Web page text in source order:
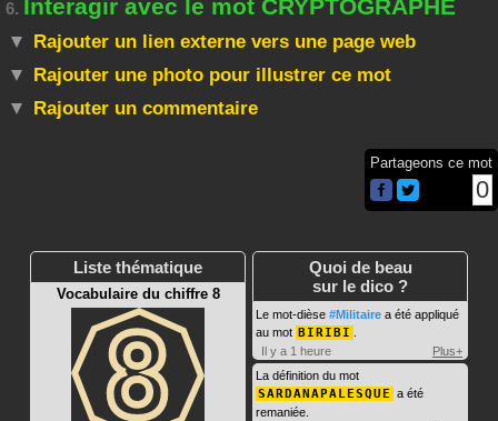
6. Interagir avec le mot CRYPTOGRAPHE
Rajouter un lien externe vers une page web
Rajouter une photo pour illustrer ce mot
Rajouter un commentaire
Partageons ce mot
0
Liste thématique
Vocabulaire du chiffre 8
Quoi de beau
sur le dico ?
Le mot-dièse #Militaire a été appliqué
au mot BIRIBI
Il y a 1 heure
Plus+
La définition du mot
SARDANAPALESQUE a été
remaniée.